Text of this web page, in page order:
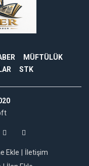
MÜFTÜLÜK
STK
Ekle
İletişim